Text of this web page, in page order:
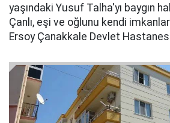
yaşındaki Yusuf Talha'yı baygın
Çanlı, eşi ve oğlunu kendi
Ersoy Çanakkale Devlet